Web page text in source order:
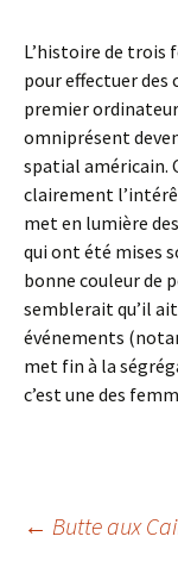
L’histoire de trois
pour effectuer des
premier
omniprésent
spatial américain.
clairement
met en lumière
qui ont été mises
bonne couleur de
semblerait qu’il
événements
met fin à la
c’est une des
← Butte aux